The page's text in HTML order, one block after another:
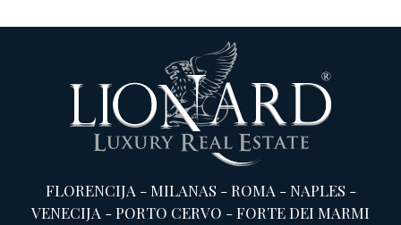
FLORENCIJA -MILANAS -ROMA -NAPLES -
VENECIJA -PORTO CERVO -FORTE DEI MARMI